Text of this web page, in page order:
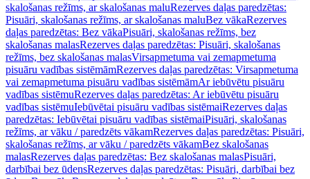
skalošanas režīms, ar skalošanas maluRezerves daļas paredzētas:
Pisuāri, skalošanas režīms, ar skalošanas maluBez vākaRezerves
daļas paredzētas: Bez vākaPisuāri, skalošanas režīms, bez
skalošanas malasRezerves daļas paredzētas: Pisuāri, skalošanas
režīms, bez skalošanas malasVirsapmetuma vai zemapmetuma
pisuāru vadības sistēmāmRezerves daļas paredzētas: Virsapmetuma
vai zemapmetuma pisuāru vadības sistēmāmAr iebūvētu pisuāru
vadības sistēmuRezerves daļas paredzētas: Ar iebūvētu pisuāru
vadības sistēmuIebūvētai pisuāru vadības sistēmaiRezerves daļas
paredzētas: Iebūvētai pisuāru vadības sistēmaiPisuāri, skalošanas
režīms, ar vāku / paredzēts vākamRezerves daļas paredzētas: Pisuāri,
skalošanas režīms, ar vāku / paredzēts vākamBez skalošanas
malasRezerves daļas paredzētas: Bez skalošanas malasPisuāri,
darbībai bez ūdensRezerves daļas paredzētas: Pisuāri, darbībai bez